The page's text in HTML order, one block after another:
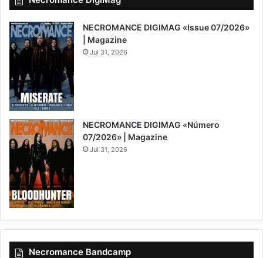
NECROMANCE DIGIMAG «Issue 07/2026»
| Magazine
Jul 31, 2026
NECROMANCE DIGIMAG «Número
07/2026» | Magazine
Jul 31, 2026
Necromance Bandcamp